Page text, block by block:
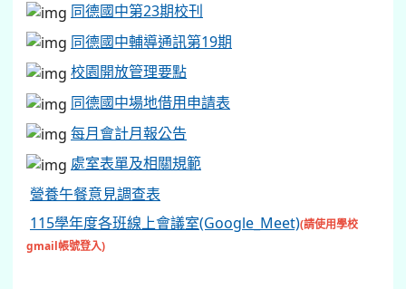
同德國中第23期校刊
同德國中輔導通訊第19期
校園開放管理要點
同德國中場地借用申請表
每月會計月報公告
處室表單及相關規範
營養午餐意見調查表
115學年度各班線上會議室(Google_Meet)(請使用學校
gmail帳號登入)